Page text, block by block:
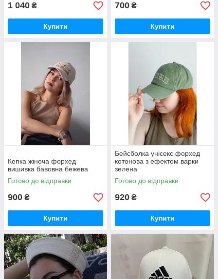
1 040 ₴
Купити
700 ₴
Купити
Кепка жіноча форхед
вишивка бавовна бежева
Готово до відправки
900 ₴
Купити
Бейсболка унісекс форхед
котонова з ефектом варки
зелена
Готово до відправки
920 ₴
Купити